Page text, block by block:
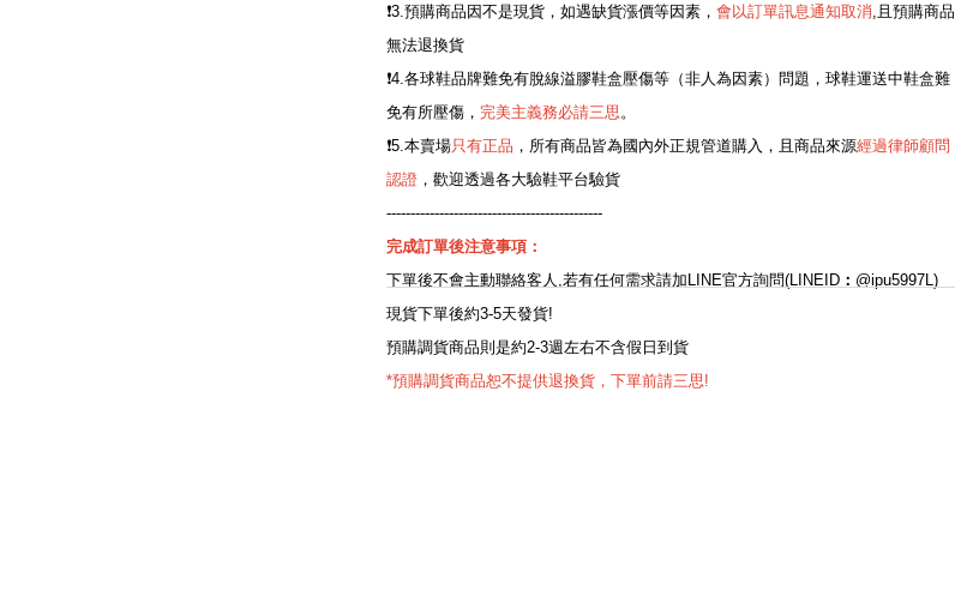
❗️3.預購商品因不是現貨，如遇缺貨漲價等因素， 會以訂單訊息通知取消 ,且預購商品
無法退換貨
❗️4.各球鞋品牌難免有脫線溢膠鞋盒壓傷等（非人為因素）問題，球鞋運送中鞋盒難
免有所壓傷， 完美主義務必請三思 。
❗️5.本賣場只有正品 ，所有商品皆為國內外正規管道購入，且商品來源經過律師顧問
認證 ，歡迎透過各大驗鞋平台驗貨
---------------------------------------------
完成訂單後注意事項：
下單後不會主動聯絡客人,若有任何需求請加LINE官方詢問(LINEID ： @ipu5997L)
現貨下單後約3-5天發貨!
預購調貨商品則是約2-3週左右不含假日到貨
*預購調貨商品恕不提供退換貨，下單前請三思!